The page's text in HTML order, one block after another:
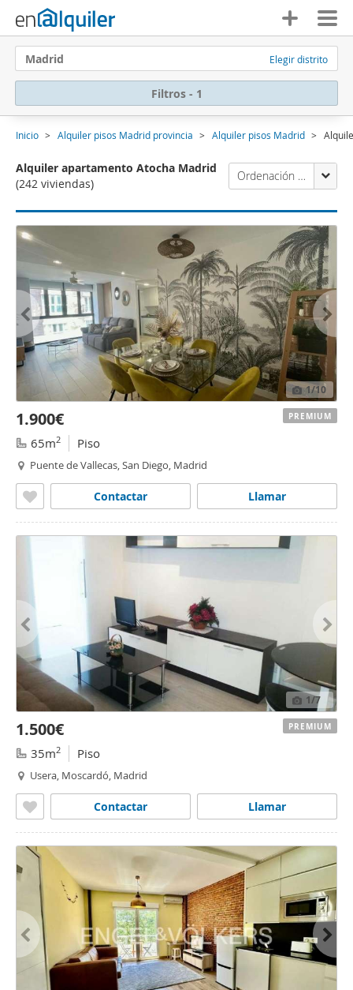
Madrid Elegir distrito
Filtros - 1
Inicio Alquiler pisos Madrid provincia Alquiler pisos Madrid
Alquiler apartamento Atocha Madrid
(242 viviendas)
Ordenación Enalquiler
1/10
1.900€
65m2 Piso
Puente de Vallecas, San Diego, Madrid
Llamar
Contactar
PREMIUM
1/7
1.500€
35m2 Piso
Usera, Moscardó, Madrid
Llamar
Contactar
PREMIUM